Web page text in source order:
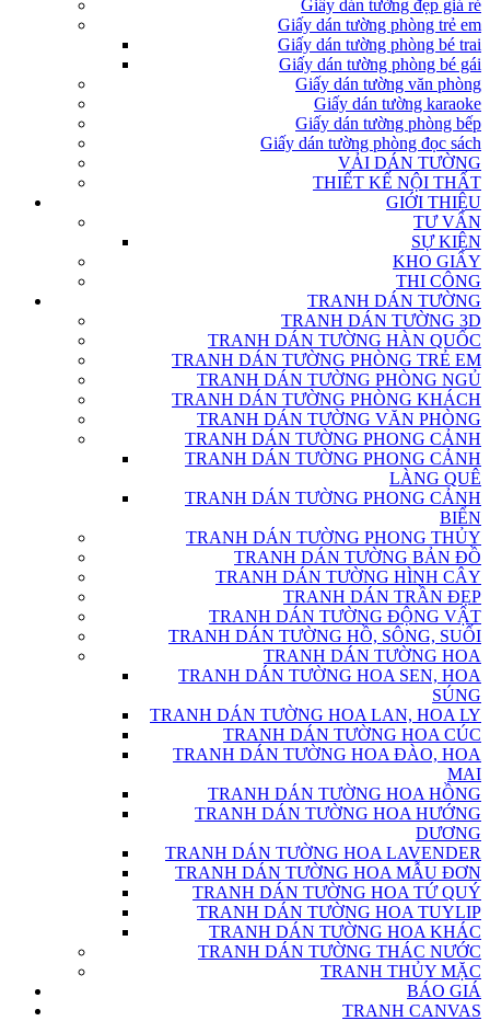
Giấy dán tường đẹp giá rẻ
Giấy dán tường phòng trẻ em
Giấy dán tường phòng bé trai
Giấy dán tường phòng bé gái
Giấy dán tường văn phòng
Giấy dán tường karaoke
Giấy dán tường phòng bếp
Giấy dán tường phòng đọc sách
VẢI DÁN TƯỜNG
THIẾT KẾ NỘI THẤT
GIỚI THIỆU
TƯ VẤN
SỰ KIỆN
KHO GIẤY
THI CÔNG
TRANH DÁN TƯỜNG
TRANH DÁN TƯỜNG 3D
TRANH DÁN TƯỜNG HÀN QUỐC
TRANH DÁN TƯỜNG PHÒNG TRẺ EM
TRANH DÁN TƯỜNG PHÒNG NGỦ
TRANH DÁN TƯỜNG PHÒNG KHÁCH
TRANH DÁN TƯỜNG VĂN PHÒNG
TRANH DÁN TƯỜNG PHONG CẢNH
TRANH DÁN TƯỜNG PHONG CẢNH
LÀNG QUÊ
TRANH DÁN TƯỜNG PHONG CẢNH
BIỂN
TRANH DÁN TƯỜNG PHONG THỦY
TRANH DÁN TƯỜNG BẢN ĐỒ
TRANH DÁN TƯỜNG HÌNH CÂY
TRANH DÁN TRẦN ĐẸP
TRANH DÁN TƯỜNG ĐỘNG VẬT
TRANH DÁN TƯỜNG HỒ, SÔNG, SUỐI
TRANH DÁN TƯỜNG HOA
TRANH DÁN TƯỜNG HOA SEN, HOA
SÚNG
TRANH DÁN TƯỜNG HOA LAN, HOA LY
TRANH DÁN TƯỜNG HOA CÚC
TRANH DÁN TƯỜNG HOA ĐÀO, HOA
MAI
TRANH DÁN TƯỜNG HOA HỒNG
TRANH DÁN TƯỜNG HOA HƯỚNG
DƯƠNG
TRANH DÁN TƯỜNG HOA LAVENDER
TRANH DÁN TƯỜNG HOA MẪU ĐƠN
TRANH DÁN TƯỜNG HOA TỨ QUÝ
TRANH DÁN TƯỜNG HOA TUYLIP
TRANH DÁN TƯỜNG HOA KHÁC
TRANH DÁN TƯỜNG THÁC NƯỚC
TRANH THỦY MẶC
BÁO GIÁ
TRANH CANVAS